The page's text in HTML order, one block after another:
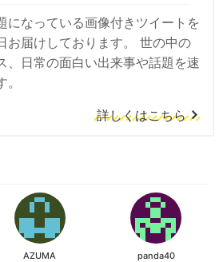
になっている画像付きツイートを
お届けしております。 世の中の
、日常の面白い出来事や話題を速
詳しくはこちら
AZUMA panda40